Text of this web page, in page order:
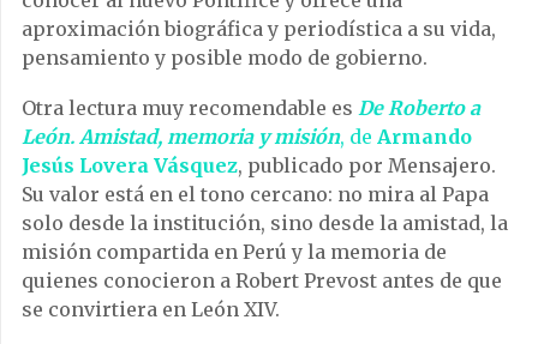
aproximación biográfica y periodística a su vida,
pensamiento y posible modo de gobierno.
Otra lectura muy recomendable es De Roberto a
León. Amistad, memoria y misión, de Armando
Jesús Lovera Vásquez, publicado por Mensajero.
Su valor está en el tono cercano: no mira al Papa
solo desde la institución, sino desde la amistad, la
misión compartida en Perú y la memoria de
quienes conocieron a Robert Prevost antes de que
se convirtiera en León XIV.